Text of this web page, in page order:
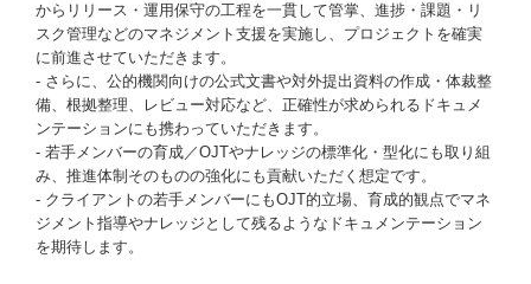
からリリース・運用保守の工程を一貫して管掌、進捗・課題・リ
スク管理などのマネジメント支援を実施し、プロジェクトを確実
に前進させていただきます。
- さらに、公的機関向けの公式文書や対外提出資料の作成・体裁整
備、根拠整理、レビュー対応など、正確性が求められるドキュメ
ンテーションにも携わっていただきます。
- 若手メンバーの育成／OJTやナレッジの標準化・型化にも取り組
み、推進体制そのものの強化にも貢献いただく想定です。
- クライアントの若手メンバーにもOJT的立場、育成的観点でマネ
ジメント指導やナレッジとして残るようなドキュメンテーション
を期待します。